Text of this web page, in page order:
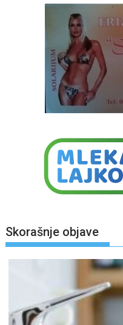
Skorašnje objave